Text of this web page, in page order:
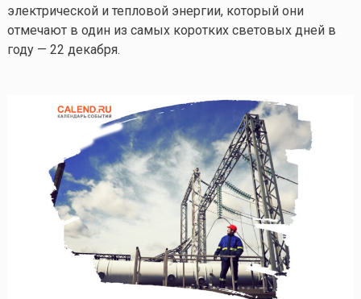
электрической и тепловой энергии, который они
отмечают в один из самых коротких световых дней в
году — 22 декабря.